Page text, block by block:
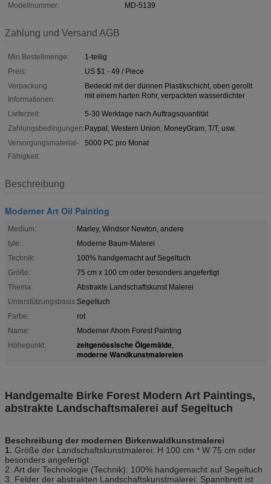
Modellnummer:
MD-5139
Zahlung und Versand AGB
Min Bestellmenge:
1-teilig
Preis:
US $1 - 49 / Piece
Verpackung
Informationen:
Bedeckt mit der dünnen Plastikschicht, oben gerollt
mit einem harten Rohr, verpackten wasserdichter
Lieferzeit:
5-30 Werktage nach Auftragsquantität
Zahlungsbedingungen:Paypal, Western Union, MoneyGram, T/T, usw.
Versorgungsmaterial-
Fähigkeit:
5000 PC pro Monat
Beschreibung
Moderner Art Oil Painting
Medium:
Marley, Windsor Newton, andere
tyle:
Moderne Baum-Malerei
Technik:
100% handgemacht auf Segeltuch
Größe:
75 cm x 100 cm oder besonders angefertigt
Thema:
Abstrakte Landschaftskunst Malerei
Unterstützungsbasis:Segeltuch
Farbe:
rot
Name:
Moderner Ahorn Forest Painting
Höhepunkt:
zeitgenössische Ölgemälde,
moderne Wandkunstmalereien
Handgemalte Birke Forest Modern Art Paintings,
abstrakte Landschaftsmalerei auf Segeltuch
Beschreibung der modernen Birkenwaldkunstmalerei
1. Größe der Landschaftskunstmalerei: H 100 cm * W 75 cm oder
besonders angefertigt
2. Art der Technologie (Technik): 100% handgemacht auf Segeltuch
3. Felder der abstrakten Landschaftskunstmalerei: Spannbrett ist